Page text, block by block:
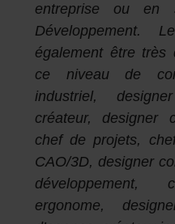
entreprise ou en
Développement.
également être très
ce niveau de
industriel,
créateur, designer
chef de projets,
CAO/3D, designer
développement,
ergonome,